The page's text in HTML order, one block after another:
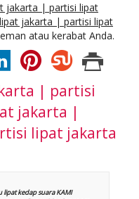
jakarta | partisi lipat
jakarta | partisi lipat
atau kerabat Anda.
| partisi
jakarta |
lipat jakarta
lipat kedap suara KAMI